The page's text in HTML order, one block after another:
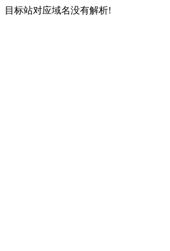
目标站对应域名没有解析!